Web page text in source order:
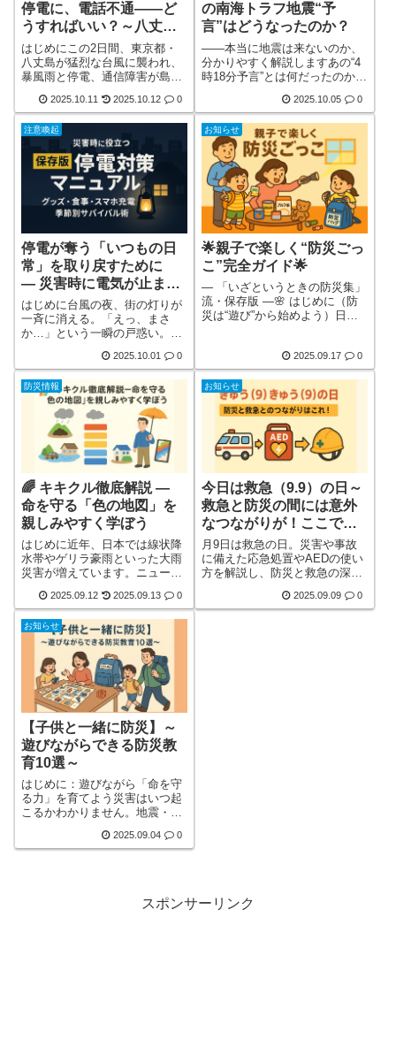
停電に、電話不通――ど
うすればいい？～八丈島
で学ぶ「つながらない災
害」への備えとは？～
はじめにこの2日間、東京都・
八丈島が猛烈な台風に襲われ、
暴風雨と停電、通信障害が島民
がつかない」「スマホが圏外」
「連絡が取れない」――こうし
た“情報遮断”の恐ろしさを、ま
さに現地の方々が身をもって体
験しています。この記事では、
「台風直撃で停電・電話が通じ
ないとき、どうすればいいの
か？」をテーマに、実際の被災
例と防災専門家の知見をもと
に、“命を守る行動”を徹底解説
しますの詳しく見る
2025.10.11 2025.10.12 0
の南海トラフ地震“予
言”はどうなったのか？
――本当に地震は来ないのか、
分かりやすく解説しますあの“4
時18分予言”とは何だったのか？
この具体的すぎる時間に「南海
トラフ巨大地震が起きる」とい
う情報がSNSを中心に広がり、
多くの人が眠れぬ夜を過ごしま
した。実際に「夜通し起きて地
震速報を待っていた」という人
や、「友達や家族と連絡を取り
合って過ごした」という声もネ
ット上には数多く残っていま
す。この予言の元になっ詳しく
見る
2025.10.05 0
注意喚起
停電が奪う「いつもの日
常」を取り戻すために
― 災害時に電気が止まっ
た世界をどう生き抜きま
すか？ ―
はじめに台風の夜、街の灯りが
一斉に消える。「えっ、まさ
か…」という一瞬の戸惑い。冷
の涼しい風も、スマホの充電ラ
ンプも――すべてが闇と沈黙に
包まれる。これが「停電」の現
実です。電気は空気のように
「当たり前の存在」。けれど、
その空気が一瞬で奪われたら、
人はどれほど無力になるのか。
この記事では、単なる防災グッ
ズの紹介にとどまらず、停電を
生き抜くための「知恵と工夫」
を、体験談や詳しく見る
2025.10.01 0
お知らせ
🌟親子で楽しく“防災ごっ
こ”完全ガイド🌟
― 「いざというときの防災集」
流・保存版 ―🌸 はじめに（防
災は“遊び”から始めよう）日本
火山噴火…どれもニュースで見
ない日はありません。「防災」
と聞くと大人が真面目に議論す
るテーマと思いがちですが、実
際に災害に直面するのは子ども
を含めた家族全員です。ところ
が、多くの家庭で「子どもには
まだ早い」「難しい話だから」
と防災を遠ざけてしまいがち。
でも詳しく見る
2025.09.17 0
防災情報
🌈 キキクル徹底解説 —
命を守る「色の地図」を
親しみやすく学ぼう
はじめに近年、日本では線状降
水帯やゲリラ豪雨といった大雨
災害が増えています。ニュース
を耳にしても、実際に“どのタイ
ミングで動けばよいか”迷ってし
まう方は多いはず。そこで役立
つのが、気象庁が提供している
「キキクル（危険度分布）」で
す。キキクルは、土砂・浸水・
洪水の3つの大雨災害リスク
を、色で直感的に示してくれる
便利な防災地図。この記事で
は、キキクルの見方や使い方、
家族でど詳しく見る
2025.09.12 2025.09.13 0
お知らせ
今日は救急（9.9）の日～
救急と防災の間には意外
なつながりが！ここで救
急を知ろう！
月9日は救急の日。災害や事故
に備えた応急処置やAEDの使い
方を解説し、防災と救急の深い
救急知識や家庭で準備すべき救
急セットもまとめ、命を守る行
2025.09.09 0
お知らせ
【子供と一緒に防災】～
遊びながらできる防災教
育10選～
はじめに：遊びながら「命を守
る力」を育てよう災害はいつ起
こるかわかりません。地震・台
ニュースで見るたびに「自分の
地域でも起こりうるのではない
番守りたい存在は「子供」 では
ないでしょうか。大人はある程
2025.09.04 0
スポンサーリンク